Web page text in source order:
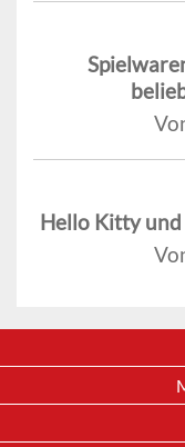
Hello Kitty